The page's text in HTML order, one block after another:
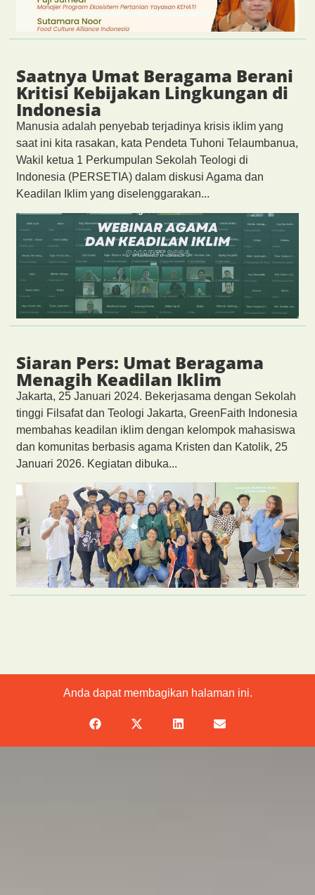
Saatnya Umat Beragama Berani
Kritisi Kebijakan Lingkungan di
Indonesia
Manusia adalah penyebab terjadinya krisis iklim yang
saat ini kita rasakan, kata Pendeta Tuhoni Telaumbanua,
Wakil ketua 1 Perkumpulan Sekolah Teologi di
Indonesia (PERSETIA) dalam diskusi Agama dan
Keadilan Iklim yang diselenggarakan...
Siaran Pers: Umat Beragama
Menagih Keadilan Iklim
Jakarta, 25 Januari 2024. Bekerjasama dengan Sekolah
tinggi Filsafat dan Teologi Jakarta, GreenFaith Indonesia
membahas keadilan iklim dengan kelompok mahasiswa
dan komunitas berbasis agama Kristen dan Katolik, 25
Januari 2026. Kegiatan dibuka...
Anda dapat membagikan halaman ini.